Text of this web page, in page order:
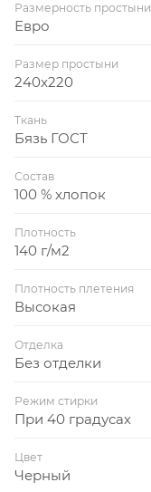
Размерность простыни
Евро
Размер простыни
240x220
Ткань
Бязь ГОСТ
Состав
100 % хлопок
Плотность
140 г/м2
Плотность плетения
Высокая
Отделка
Без отделки
Режим стирки
При 40 градусах
Цвет
Черный